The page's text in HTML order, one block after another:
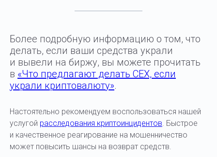
Более подробную информацию о том, что
делать, если ваши средства украли
и вывели на биржу, вы можете прочитать
в «Что предлагают делать CEX, если
украли криптовалюту».
Настоятельно рекомендуем воспользоваться нашей
услугой расследования криптоинцидентов. Быстрое
и качественное реагирование на мошенничество
может повысить шансы на возврат средств.